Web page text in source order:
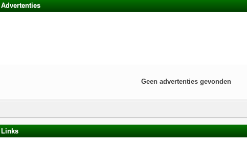
Advertenties
Geen advertenties gevonden
Links